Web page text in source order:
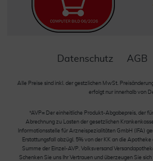
Datenschutz AGB
Alle Preise sind inkl. der gestzlichen MwSt.
erfolgt nur innerhalb von
*AVP= Der einheitliche Produkt-Abgabepreis, der
Abrechnung zu Lasten der gesetzlichen
Informationsstelle für Arzneispezialitäten GmbH (IFA)
Erstattungsfall abzügl. 5% von der KK an die
Summe der Einzel-AVP. Volksversand
Schenken Sie uns Ihr Vertrauen und überzeugen Sie